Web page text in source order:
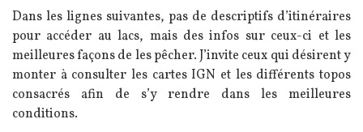
Dans les lignes suivantes, pas de descriptifs d’itinéraires
pour accéder au lacs, mais des infos sur ceux-ci et les
meilleures façons de les pêcher. J’invite ceux qui désirent y
monter à consulter les cartes IGN et les différents topos
consacrés afin de s’y rendre dans les meilleures
conditions.